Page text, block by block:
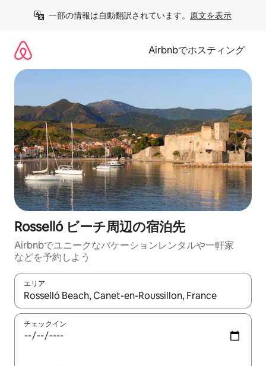
一部の情報は自動翻訳されています。 原文を表示
Airbnbでホスティング
Rosselló ビーチ⁠周⁠辺⁠の宿⁠泊⁠先
Airbnbでユニークなバ⁠ケ⁠ー⁠シ⁠ョ⁠ンレ⁠ン⁠タ⁠ルや一⁠軒⁠家
な⁠ど⁠を予⁠約⁠し⁠よ⁠う
エリア
検索結果が表示されたら、上下の矢印キーを使って移動するか
チェックイン